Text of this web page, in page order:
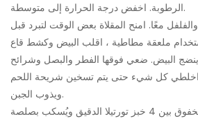
الرطوبة. اخفض درجة الحرارة إلى متوسطة.
معًا. امنح المقلاة بعض الوقت لتبرد قبل
ملعقة مطاطية ، اقلب البيض وكشط قاع
البيض. ضعي فوقها الفطر والبصل وشرائح
اخلطي كل شيء حتى يتم تسخين شريحة اللحم
ويذوب الجبن.
يُقسّم مزيج البيض المخفوق بين 4 خبز تورتيلا الدقيق ويُسكب بصلصة